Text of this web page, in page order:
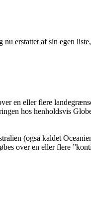
erstattet af sin egen
en eller flere
hos henholdsvis
(også kaldet
over en eller flere